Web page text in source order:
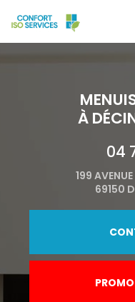
au
principal
À
04
199
69150